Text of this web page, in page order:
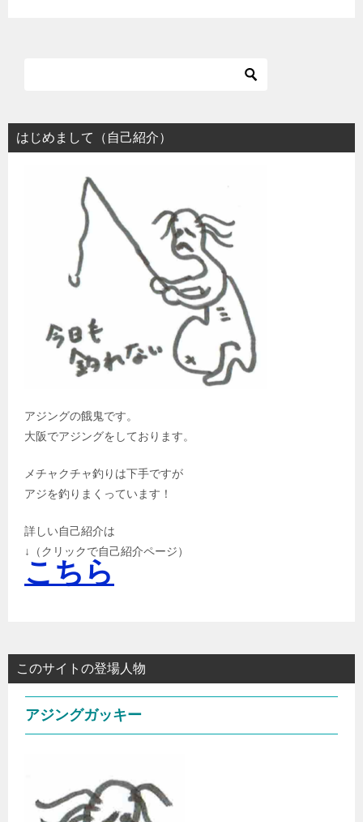
はじめまして（自己紹介）
アジングの餓鬼です。
大阪でアジングをしております。
メチャクチャ釣りは下手ですが
アジを釣りまくっています！
詳しい自己紹介は
↓（クリックで自己紹介ページ）
こちら
このサイトの登場人物
アジングガッキー